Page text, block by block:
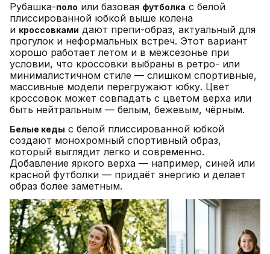
Рубашка-поло или базовая футболка с белой
плиссированной юбкой выше колена
и кроссовками дают препи-образ, актуальный для
прогулок и неформальных встреч. Этот вариант
хорошо работает летом и в межсезонье при
условии, что кроссовки выбраны в ретро- или
минималистичном стиле — слишком спортивные,
массивные модели перегружают юбку. Цвет
кроссовок может совпадать с цветом верха или
быть нейтральным — белым, бежевым, чёрным.
Белые кеды с белой плиссированной юбкой
создают монохромный спортивный образ,
который выглядит легко и современно.
Добавление яркого верха — например, синей или
красной футболки — придаёт энергию и делает
образ более заметным.